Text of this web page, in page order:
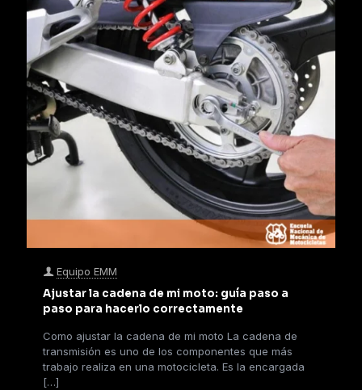
Equipo EMM
Ajustar la cadena de mi moto: guía paso a
paso para hacerlo correctamente
Como ajustar la cadena de mi moto La cadena de
transmisión es uno de los componentes que más
trabajo realiza en una motocicleta. Es la encargada
[…]